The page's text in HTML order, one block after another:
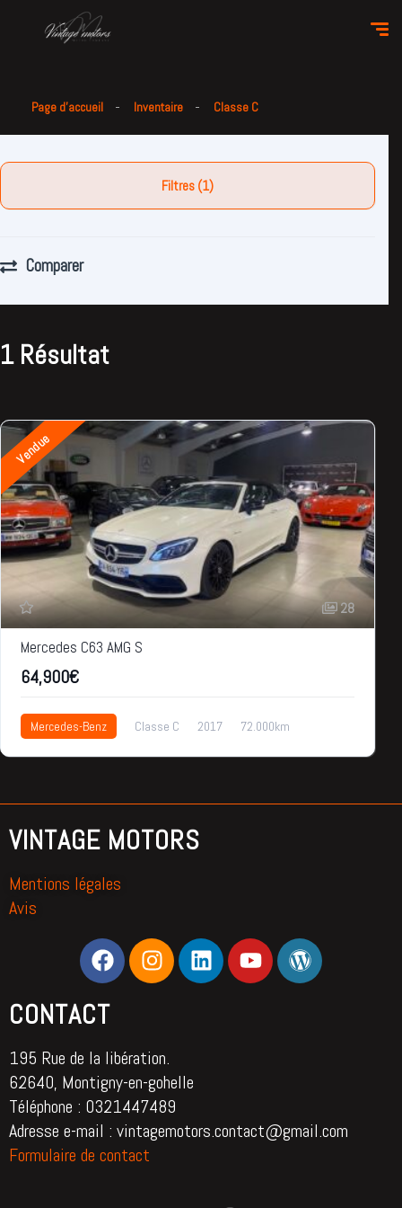
Page d'accueil Inventaire Classe C
Filtres (1)
Comparer
1 Résultat
Vendue
28
Mercedes C63 AMG S
64,900€
Mercedes-Benz Classe C 2017
72.000km
VINTAGE MOTORS
Mentions légales
Avis
CONTACT
195 Rue de la libération.
62640, Montigny-en-gohelle
Téléphone : 0321447489
Adresse e-mail : vintagemotors.contact@gmail.com
Formulaire de contact